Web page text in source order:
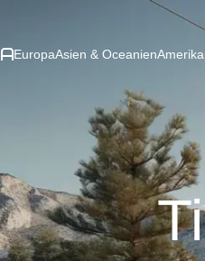
EuropaAsien & OceanienAmerika